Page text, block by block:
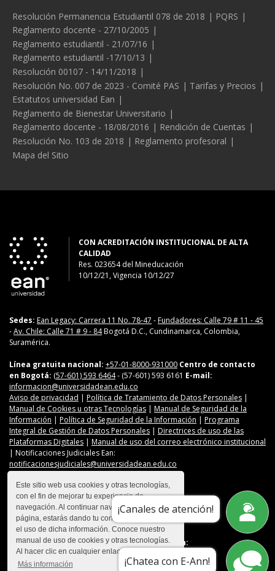
Este sitio web usa cookies y otras tecnologías,
con el fin de mejorar tu experiencia de
navegación. Al continuar navegando en esta
página, estarás dando tu consentimiento para
el uso de dicha información. Conoce nuestro
manual de uso de cookies y otras tecnologías.
Al hacer clic en cualquier enlace
Más información
¡Chatea con E-Ann!
¡Canales de atención!
Legales
Resolución Permanencia Estudiantil 078 de 2018
PQRS
Reglamento docente - 27/10/2005
Reglamento estudiantil - 21/07/16
Reglamento estudiantil -17/10/13
Resolución 00107 - 14/11/2018
Resolución No. 007 de 2023 - Comité PAS
Tarifas y Precios
Estatutos universidad Ean
Reglamento de Bienestar Universitario
Reglamento docente - 18/08/2016
Rendición de Cuentas
Resolución No. 103 de 2018
Reglamento profesoral
Mapa del Sitio
CON ACREDITACIÓN INSTITUCIONAL DE ALTA
CALIDAD
Res. 023654del Mineducación
10/12/21, Vigencia 10/12/27
Sedes: Ean Legacy: Carrera 11 No. 78-47 -Fundadores: Calle 79 # 11 - 45
-Av. Chile: Calle 71 # 9 - 84Bogotá D.C., Cundinamarca, Colombia,
Suramérica.
Línea gratuita nacional: +57-01-8000-931000 Centro de contacto
en Bogotá: (57-601) 593 6464- (57-601) 593 6161 E-mail:
informacion@universidadean.edu.co
Aviso de privacidad
Política de Tratamiento de Datos Personales
Manual de Cookies u otras Tecnologías
Manual de Seguridad de la
Información
Política de Seguridad de la Información
Programa
Integral de Gestión de Datos Personales
Directrices de uso de las
Plataformas Digitales
Manual de uso del correo electrónico institucional
| Notificaciones Judiciales Ean:
notificacionesjudiciales@universidadean.edu.co
Contáctanos
Menú Redes Sociales
Descarga nuestra app en: